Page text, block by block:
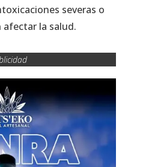
severas o
afectar la salud.